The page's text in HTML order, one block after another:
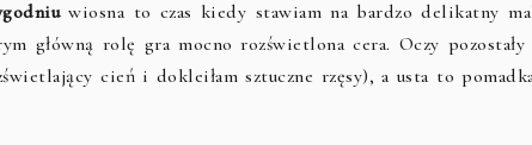
wiosna to czas kiedy stawiam na bardzo delikatny
główną rolę gra mocno rozświetlona cera. Oczy
cień i dokleiłam sztuczne rzęsy), a usta to